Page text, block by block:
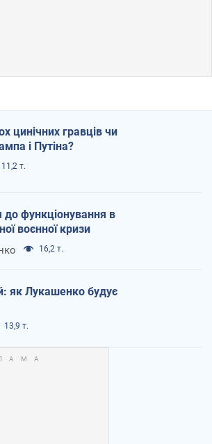
цинічних гравців чи
і Путіна?
11,2 т.
до функціонування в
воєнної кризи
16,2 т.
як Лукашенко будує
13,9 т.